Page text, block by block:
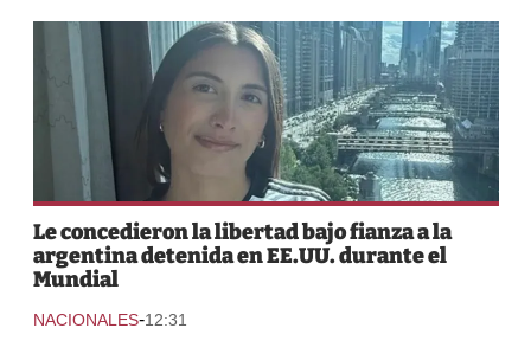
Le concedieron la libertad bajo fianza a la
argentina detenida en EE.UU. durante el
Mundial
NACIONALES-12:31